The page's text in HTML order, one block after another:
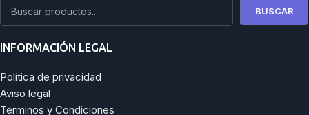
BUSCAR
INFORMACIÓN LEGAL
Política de privacidad
Aviso legal
Terminos y Condiciones